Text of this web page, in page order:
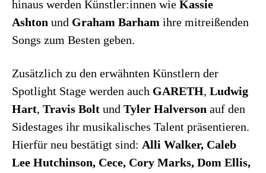
hinaus werden Künstler:innen wie Kassie
Ashton und Graham Barham ihre mitreißenden
Songs zum Besten geben.
Zusätzlich zu den erwähnten Künstlern der
Spotlight Stage werden auch GARETH, Ludwig
Hart, Travis Bolt und Tyler Halverson auf den
Sidestages ihr musikalisches Talent präsentieren.
Hierfür neu bestätigt sind: Alli Walker, Caleb
Lee Hutchinson, Cece, Cory Marks, Dom Ellis,